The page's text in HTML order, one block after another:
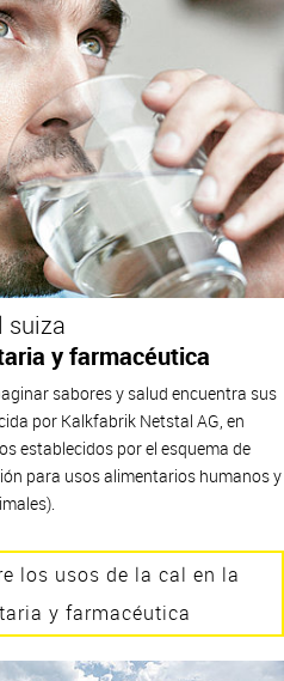
suiza
y farmacéutica
sabores y salud encuentra sus
por Kalkfabrik Netstal AG, en
establecidos por el esquema de
para usos alimentarios humanos y
los usos de la cal en la
y farmacéutica